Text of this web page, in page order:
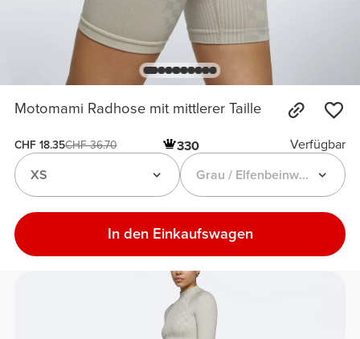
Motomami Radhose mit mittlerer Taille
CHF 18.35CHF 36.70 330
Verfügbar
Grau / Elfenbeinweiß
XS
In den Einkaufswagen